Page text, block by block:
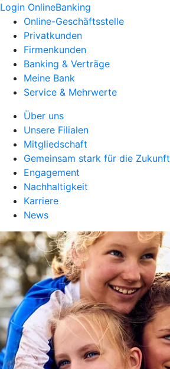
Login OnlineBanking
Online-Geschäftsstelle
Privatkunden
Firmenkunden
Banking & Verträge
Meine Bank
Service & Mehrwerte
Über uns
Unsere Filialen
Mitgliedschaft
Gemeinsam stark für die Zukunft
Engagement
Nachhaltigkeit
Karriere
News